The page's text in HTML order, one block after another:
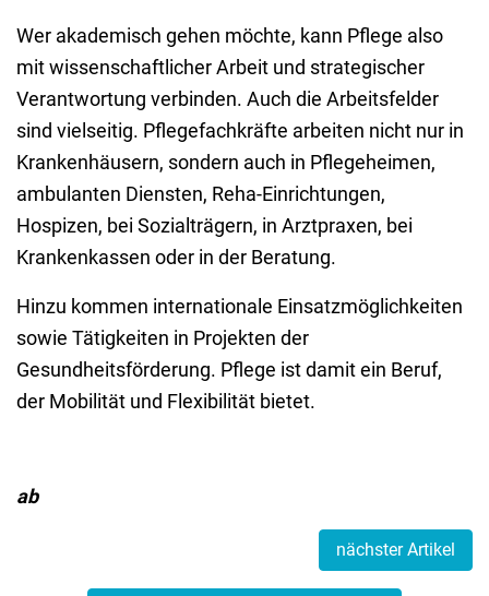
Wer akademisch gehen möchte, kann Pflege also
mit wissenschaftlicher Arbeit und strategischer
Verantwortung verbinden. Auch die Arbeitsfelder
sind vielseitig. Pflegefachkräfte arbeiten nicht nur in
Krankenhäusern, sondern auch in Pflegeheimen,
ambulanten Diensten, Reha-Einrichtungen,
Hospizen, bei Sozialträgern, in Arztpraxen, bei
Krankenkassen oder in der Beratung.
Hinzu kommen internationale Einsatzmöglichkeiten
sowie Tätigkeiten in Projekten der
Gesundheitsförderung. Pflege ist damit ein Beruf,
der Mobilität und Flexibilität bietet.
ab
nächster Artikel